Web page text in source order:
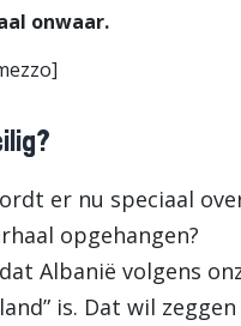
onwaar.
er nu speciaal
opgehangen?
Albanië volgens
is. Dat wil